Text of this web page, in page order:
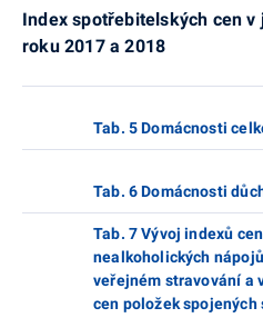
Index spotřebitelských cen
roku 2017 a 2018
Tab. 5 Domácnosti
Tab. 6 Domácnosti
Tab. 7 Vývoj indexů
nealkoholických
veřejném stravování a
cen položek spojených